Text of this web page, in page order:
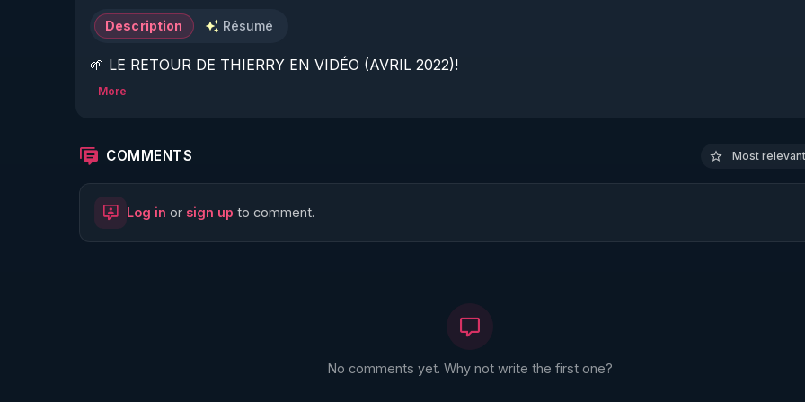
Description Résumé
🌱 LE RETOUR DE THIERRY EN VIDÉO (AVRIL 2022)!
🌱 LE MAGAZINE RÉGÉNÈRE
http://rgnr.li/ymag
More
COMMENTS Most
Log in or sign up to comment.
No comments yet. Why not write the first one?